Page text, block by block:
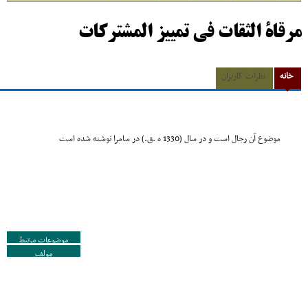
مرقاة الثقات فى تمییز المشترکات
خانه نظرات کاربران
موضوع آن رجال است و در سال (1330 ه .ق.) در سامرا نوشته شده است
موضوعات مرتبط
مولف